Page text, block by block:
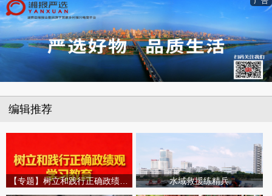
编辑推荐
水域救援练精兵